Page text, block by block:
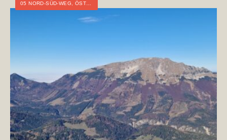
05 NORD-SÜD-WEG, ÖSTERREICH